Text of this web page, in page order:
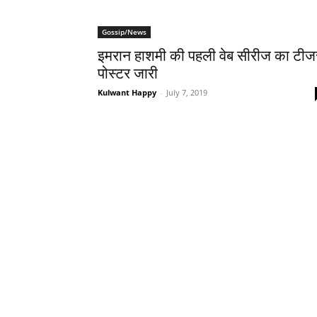
Gossip/News
इमरान हाशमी की पहली वेब सीरीज का
पोस्‍टर जारी
Kulwant Happy - July 7, 2019